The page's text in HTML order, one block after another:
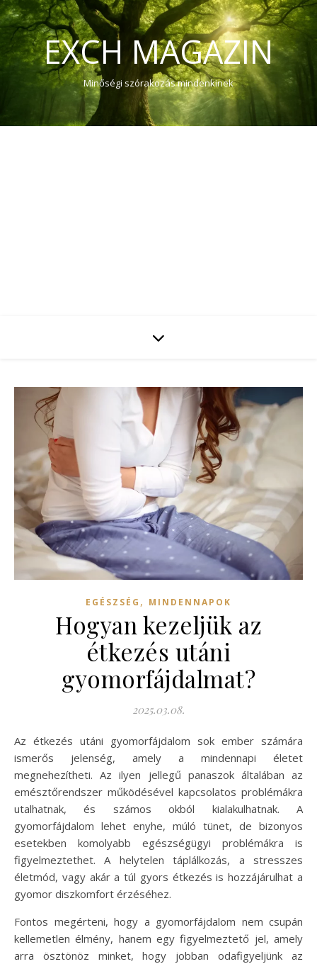
EXCH MAGAZIN
Minőségi szórakozás mindenkinek
EGÉSZSÉG , MINDENNAPOK
Hogyan kezeljük az
étkezés utáni
gyomorfájdalmat?
2025.03.08.
Az étkezés utáni gyomorfájdalom sok ember számára
ismerős jelenség, amely a mindennapi életet
megnehezítheti. Az ilyen jellegű panaszok általában az
emésztőrendszer működésével kapcsolatos problémákra
utalhatnak, és számos okból kialakulhatnak. A
gyomorfájdalom lehet enyhe, múló tünet, de bizonyos
esetekben komolyabb egészségügyi problémákra is
figyelmeztethet. A helytelen táplálkozás, a stresszes
életmód, vagy akár a túl gyors étkezés is hozzájárulhat a
gyomor diszkomfort érzéséhez.
Fontos megérteni, hogy a gyomorfájdalom nem csupán
kellemetlen élmény, hanem egy figyelmeztető jel, amely
arra ösztönöz minket, hogy jobban odafigyeljünk az